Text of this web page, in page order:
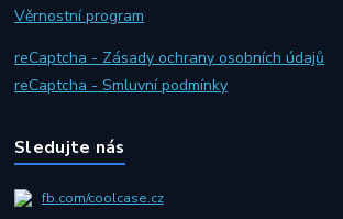
Věrnostní program
reCaptcha - Zásady ochrany osobních údajů
reCaptcha - Smluvní podmínky
Sledujte nás
fb.com/coolcase.cz